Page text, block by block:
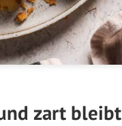
zart bleibt